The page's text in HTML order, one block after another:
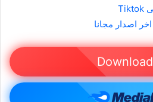
Download